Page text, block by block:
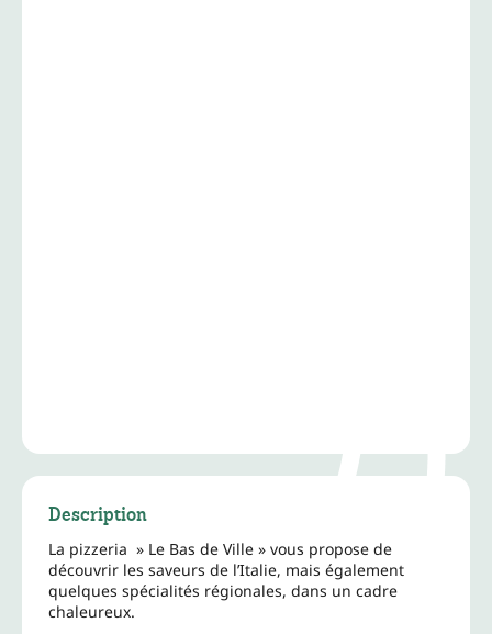
Description
La pizzeria » Le Bas de Ville » vous propose de
découvrir les saveurs de l’Italie, mais également
quelques spécialités régionales, dans un cadre
chaleureux.